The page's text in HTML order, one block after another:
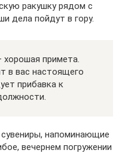
ракушку рядом с
дела пойдут в гору.
хорошая примета.
в вас настоящего
прибавка к
напоминающие
вечернем погружении